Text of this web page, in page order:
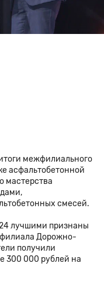
межфилиального
асфальтобетонной
мастерства
смесей.
лучшими признаны
филиала Дорожно-
получили
300 000 рублей на